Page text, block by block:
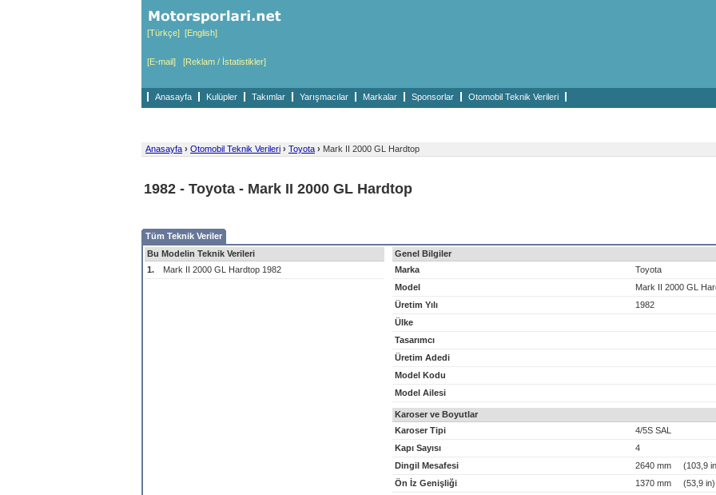
[Türkçe] [English]
[E-mail] [Reklam / İstatistikler]
Anasayfa Kulüpler Takımlar Yarışmacılar Markalar Sponsorlar Otomobil Teknik Verileri
Anasayfa › Otomobil Teknik Verileri › Toyota › Mark II 2000 GL Hardtop
1982 - Toyota - Mark II 2000 GL Hardtop
Tüm Teknik Veriler
Bu Modelin Teknik Verileri
1.
Mark II 2000 GL Hardtop 1982
Genel Bilgiler
Marka
Toyota
Model
Mark II 2000 GL
Üretim Yılı
1982
Ülke
Tasarımcı
Üretim Adedi
Model Kodu
Model Ailesi
Karoser ve Boyutlar
Karoser Tipi
4/5S SAL
Kapı Sayısı
4
Dingil Mesafesi
2640 mm (103,9
Ön İz Genişliği
1370 mm (53,9 in)